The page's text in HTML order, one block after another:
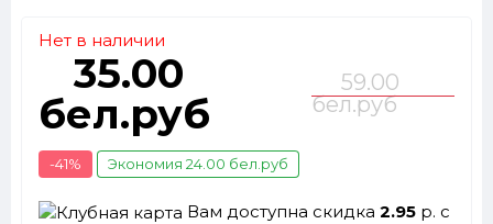
Нет в наличии
35.00
бел.руб
59.00
бел.руб
-41% Экономия 24.00 бел.руб
Вам доступна скидка 2.95 р. с